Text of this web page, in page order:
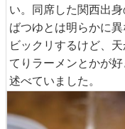
い。同席した関西出
ばつゆとは明らかに
ビックリするけど、
てりラーメンとかが
述べていました。